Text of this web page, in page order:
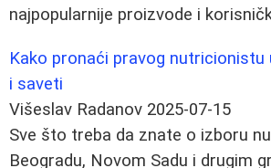
najpopularnije proizvode i
Kako pronaći pravog nutricionistu
i saveti
Višeslav Radanov 2025-07-15
Sve što treba da znate o izboru
Beogradu, Novom Sadu i drugim